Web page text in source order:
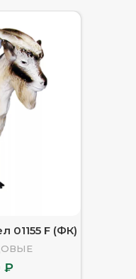
01155 F (ФК)
₽